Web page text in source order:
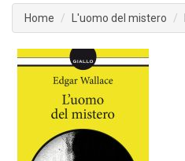
Home L'uomo del mistero